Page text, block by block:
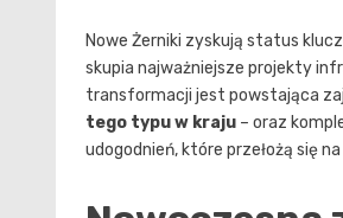
Nowe Żerniki zyskują status
skupia najważniejsze projekty
transformacji jest powstająca
tego typu w kraju – oraz
udogodnień, które przełożą się